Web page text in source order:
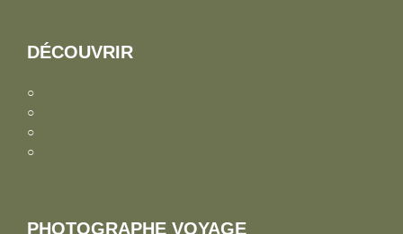
DÉCOUVRIR
○
○
○
○
PHOTOGRAPHE VOYAGE